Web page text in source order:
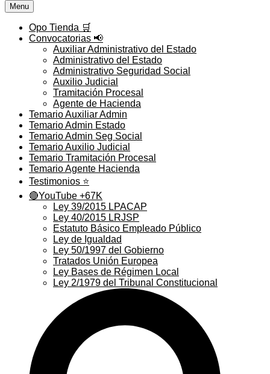
Menu
Opo Tienda 🛒
Convocatorias 📢
Auxiliar Administrativo del Estado
Administrativo del Estado
Administrativo Seguridad Social
Auxilio Judicial
Tramitación Procesal
Agente de Hacienda
Temario Auxiliar Admin
Temario Admin Estado
Temario Admin Seg Social
Temario Auxilio Judicial
Temario Tramitación Procesal
Temario Agente Hacienda
Testimonios ⭐️
🔴YouTube +67K
Ley 39/2015 LPACAP
Ley 40/2015 LRJSP
Estatuto Básico Empleado Público
Ley de Igualdad
Ley 50/1997 del Gobierno
Tratados Unión Europea
Ley Bases de Régimen Local
Ley 2/1979 del Tribunal Constitucional